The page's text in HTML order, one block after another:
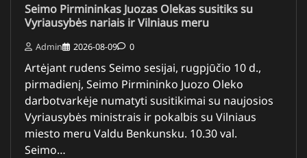
Seimo Pirmininkas Juozas Olekas susitiks su
Vyriausybės nariais ir Vilniaus meru
Admin 2026-08-09 0
Artėjant rudens Seimo sesijai, rugpjūčio 10 d.,
pirmadienį, Seimo Pirmininko Juozo Oleko
darbotvarkėje numatyti susitikimai su naujosios
Vyriausybės ministrais ir pokalbis su Vilniaus
miesto meru Valdu Benkunsku. 10.30 val.
Seimo…